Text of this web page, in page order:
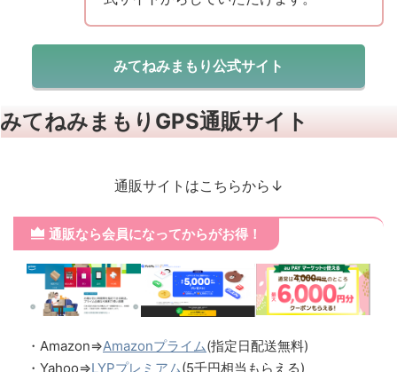
みてねみまもり公式サイト
みてねみまもりGPS通販サイト
通販サイトはこちらから↓
通販なら会員になってからがお得！
・Amazon⇒Amazonプライム(指定日配送無料)
・Yahoo⇒LYPプレミアム(5千円相当もらえる)